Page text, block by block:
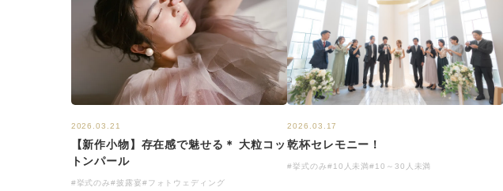
2026.03.21
【新作小物】存在感で魅せる＊ 大粒コッ
トンパール
#挙式のみ#披露宴#フォトウェディング
2026.03.17
乾杯セレモニー！
#挙式のみ#10人未満#10～30人未満